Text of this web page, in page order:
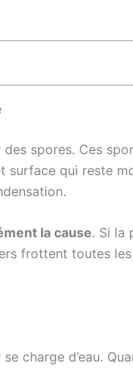
spores. Ces
qui reste
la cause. Si la
frottent toutes
charge d’eau.